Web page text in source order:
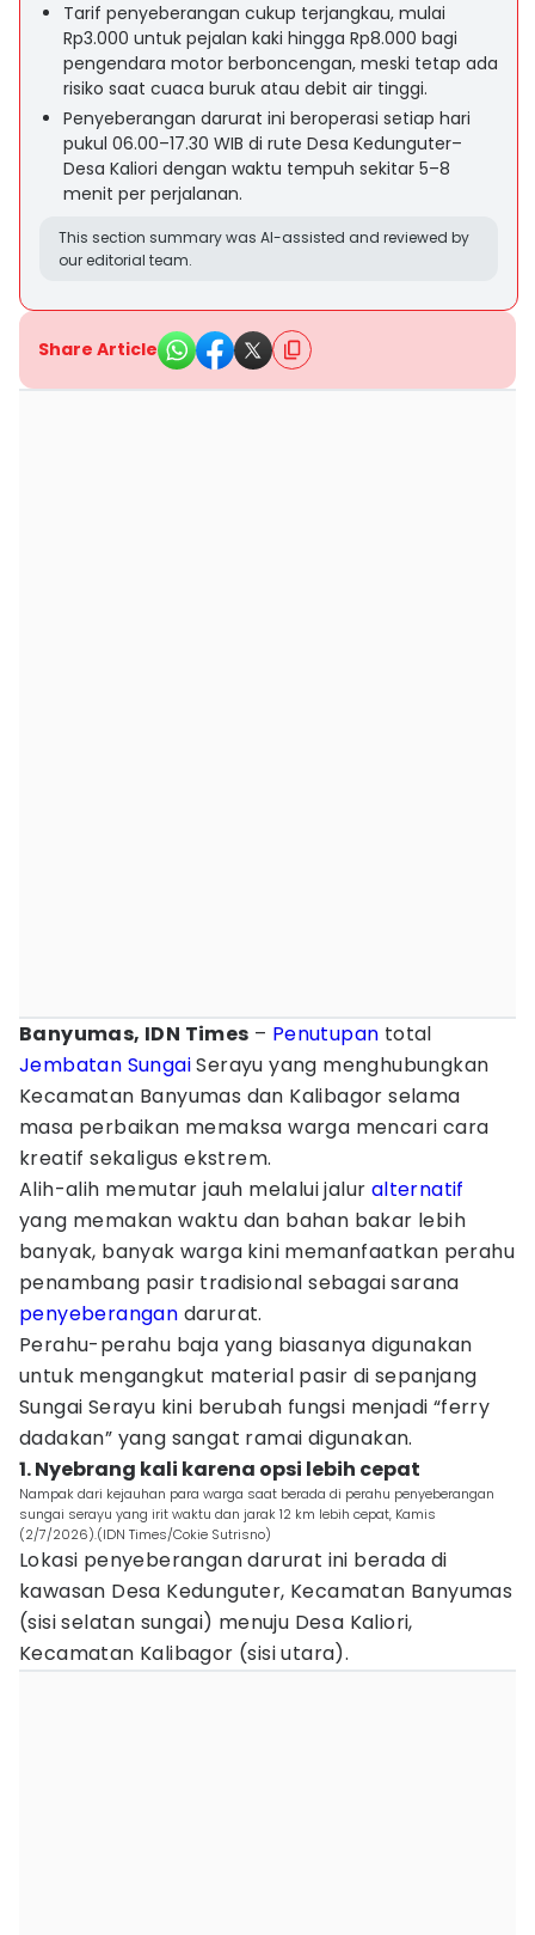
Tarif penyeberangan cukup terjangkau, mulai
Rp3.000 untuk pejalan kaki hingga Rp8.000 bagi
pengendara motor berboncengan, meski tetap ada
risiko saat cuaca buruk atau debit air tinggi.
Penyeberangan darurat ini beroperasi setiap hari
pukul 06.00–17.30 WIB di rute Desa Kedunguter–
Desa Kaliori dengan waktu tempuh sekitar 5–8
menit per perjalanan.
This section summary was AI-assisted and reviewed by
our editorial team.
Share Article
Banyumas, IDN Times – Penutupan total
Jembatan SungaiSerayu yang menghubungkan
Kecamatan Banyumas dan Kalibagor selama
masa perbaikan memaksa warga mencari cara
kreatif sekaligus ekstrem.
Alih-alih memutar jauh melalui jalur alternatif
yang memakan waktu dan bahan bakar lebih
banyak, banyak warga kini memanfaatkan perahu
penambang pasir tradisional sebagai sarana
penyeberangan darurat.
Perahu-perahu baja yang biasanya digunakan
untuk mengangkut material pasir di sepanjang
Sungai Serayu kini berubah fungsi menjadi “ferry
dadakan” yang sangat ramai digunakan.
1. Nyebrang kali karena opsi lebih cepat
Nampak dari kejauhan para warga saat berada di perahu penyeberangan
sungai serayu yang irit waktu dan jarak 12 km lebih cepat, Kamis
(2/7/2026).(IDN Times/Cokie Sutrisno)
Lokasi penyeberangan darurat ini berada di
kawasan Desa Kedunguter, Kecamatan Banyumas
(sisi selatan sungai) menuju Desa Kaliori,
Kecamatan Kalibagor (sisi utara).